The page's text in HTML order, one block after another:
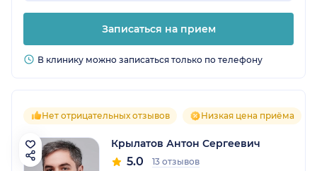
Записаться на прием
В клинику можно записаться только по телефону
Нет отрицательных отзывов Низкая цена приёма
Крылатов Антон Сергеевич
5.0 13 отзывов